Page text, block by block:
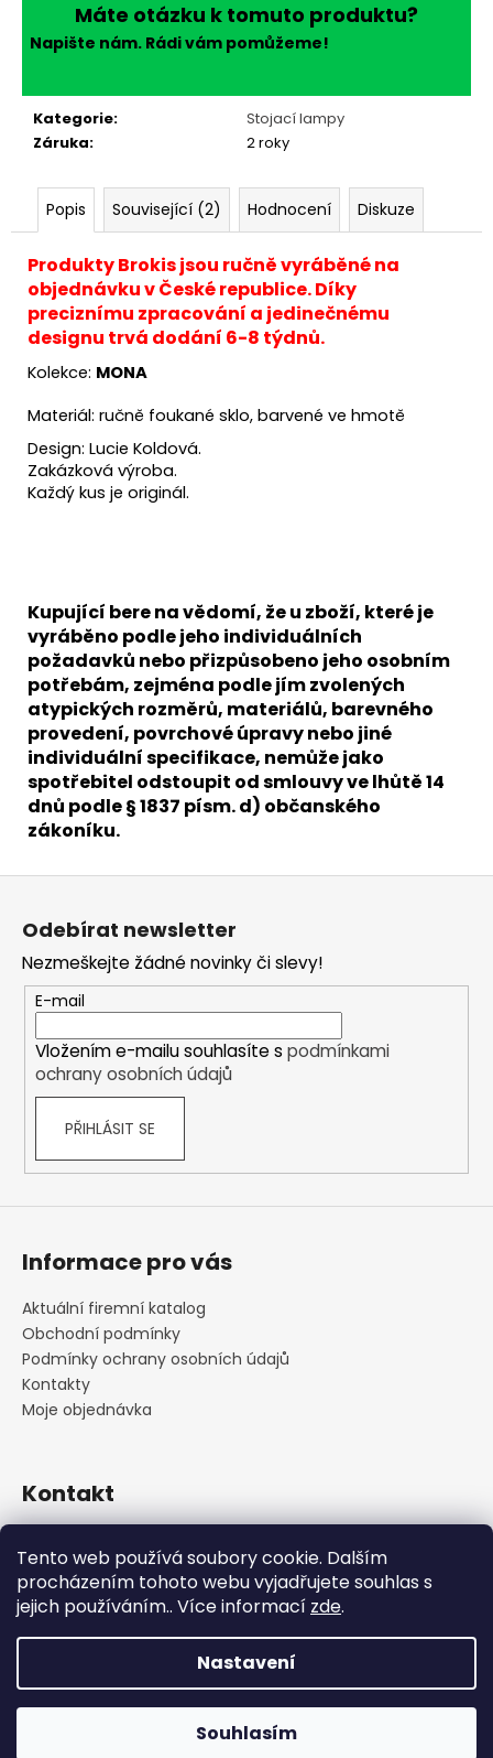
Tento web používá soubory cookie. Dalším
procházením tohoto webu vyjadřujete souhlas s
jejich používáním.. Více informací zde.
Nastavení
Souhlasím
Máte otázku k tomuto produktu?
Napište nám. Rádi vám pomůžeme!
Kategorie:
Stojací lampy
Záruka: 2 roky
Popis Související (2) Hodnocení Diskuze
Produkty Brokis jsou ručně vyráběné na
objednávku v České republice. Díky
preciznímu zpracování a jedinečnému
designu trvá dodání 6-8 týdnů.
Kolekce: MONA
Materiál: ručně foukané sklo, barvené ve hmotě
Design: Lucie Koldová.
Zakázková výroba.
Každý kus je originál.
Kupující bere na vědomí, že u zboží, které je
vyráběno podle jeho individuálních
požadavků nebo přizpůsobeno jeho osobním
potřebám, zejména podle jím zvolených
atypických rozměrů, materiálů, barevného
provedení, povrchové úpravy nebo jiné
individuální specifikace, nemůže jako
spotřebitel odstoupit od smlouvy ve lhůtě 14
dnů podle § 1837 písm. d) občanského
zákoníku.
Z
Odebírat newsletter
Nezmeškejte žádné novinky či slevy!
E-mail
Vložením e-mailu souhlasíte s podmínkami
ochrany osobních údajů
PŘIHLÁSIT SE
Informace pro vás
Aktuální firemní katalog
Obchodní podmínky
Podmínky ochrany osobních údajů
Kontakty
Moje objednávka
Kontakt
+420 222 316 990
https://www.facebook.com/cskarlin
Copyright 2026Concept Store Karlín. Všechna práva
Upravit nastavení cookies